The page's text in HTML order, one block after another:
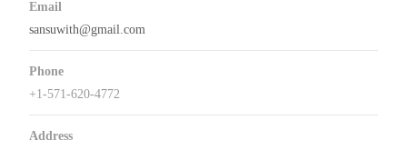
Email
sansuwith@gmail.com
Phone
+1-571-620-4772
Address